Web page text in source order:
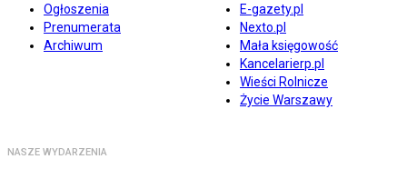
Ogłoszenia
Prenumerata
Archiwum
E-gazety.pl
Nexto.pl
Mała księgowość
Kancelarierp.pl
Wieści Rolnicze
Życie Warszawy
NASZE WYDARZENIA